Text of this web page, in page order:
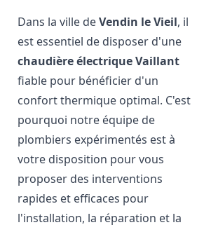
Dans la ville deVendin le Vieil, il
est essentiel de disposer d'une
chaudière électrique Vaillant
fiable pour bénéficier d'un
confort thermique optimal. C'est
pourquoi notre équipe de
plombiers expérimentés est à
votre disposition pour vous
proposer des interventions
rapides et efficaces pour
l'installation, la réparation et la